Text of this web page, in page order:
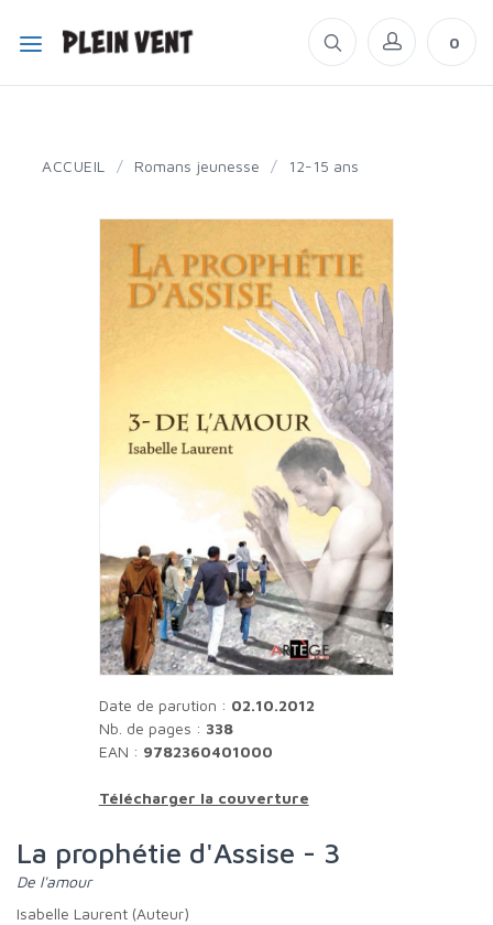
0
ACCUEIL / Romans jeunesse / 12-15 ans
Date de parution : 02.10.2012
Nb. de pages : 338
EAN : 9782360401000
Télécharger la couverture
La prophétie d'Assise - 3
de l'amour
Isabelle Laurent (Auteur)